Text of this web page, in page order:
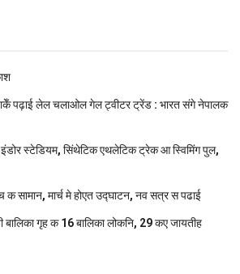
पढ़ाई लेल चलाओल गेल ट्वीटर ट्रेंड : भारत संगे नेपालक
इंडोर स्‍टेडि‍यम, सिंथेटिक एथलेटिक ट्रेक आ स्विमिंग पुल,
क सामान, मार्च मे होएत उद्घाटन, नव सत्र स पढाई
गृह क 16 बालिका लोकनि, 29 कए जायतीह